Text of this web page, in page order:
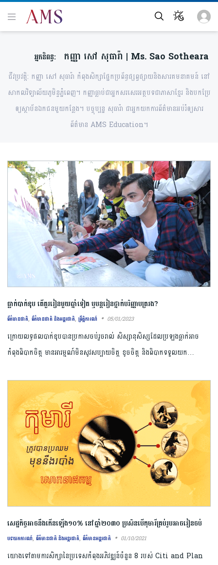
ជីវប្រវត្តិ: កញ្ញា សៅ សុធារ៉ា កំពុងសិក្សាផ្នែកប្រព័ន្ធផ្សព្វផ្សាយនិងសារគមនាគមន៍ នៅ
សាកលវិទ្យាល័យភូមិន្ទភ្នំពេញ។ កញ្ញាធ្លាប់ជាអ្នកសរសេរអត្ថបទជាភាសាខ្មែរ និងបកប្រែ
ឲ្យស្ថាប័នឯកជនមួយកន្លែង។ បច្ចុប្បន្ន សុធារ៉ា ជាអ្នកយកការព័ត៌មានអប់រំឲ្យសារ
ព័ត៌មាន AMS Education។
ធ្លាក់បាក់ឌុប តើគួររៀនមួយឆ្នាំទៀត ឬបន្ត​រៀនថ្នាក់បរិញ្ញាបត្ររង?
ព័ត៌មានជាតិ, ព័ត៌មានជាតិ និងអន្តរជាតិ, ព្រឹត្តិការណ៍ 05/01/2023
ក្រោយលទ្ធផលបាក់ឌុបបានប្រកាសចប់រួចរាល់ សិស្សានុសិស្សដែលប្រឡងធ្លាក់អាច
កំពុងពិបាកចិត្ត មានអារម្មណ៍មិនសូវសប្បាយចិត្ត ខូចចិត្ត និងពិបាកទទួលយក…
សេដ្ឋកិច្ចអាចនឹងកើនឡើង១០% នៅឆ្នាំ២០៣០ ប្រសិនបើកុមារីគ្រប់រូបអាចរៀនចប់
បទយកការណ៍, ព័ត៌មានជាតិ និងអន្តរជាតិ, ព័ត៌មានអន្តរជាតិ 01/10/2021
យោងទៅតាមការសិក្សានៃប្រទេសកំពុងអភិវឌ្ឍន៍ចំនួន 8 របស់ Citi and Plan